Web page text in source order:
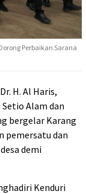
Perbaikan Sarana
H. Al Haris,
Alam dan
bergelar Karang
pemersatu dan
demi
Kenduri